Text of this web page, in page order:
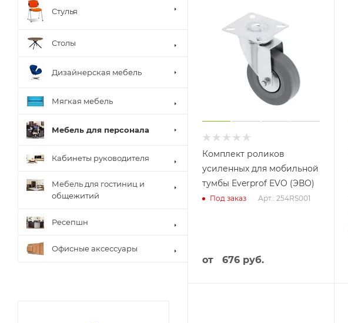
Комплект роликов
усиленных для мобильной
тумбы Everprof EVO (ЭВО)
Под заказ Арт.: 254RS001
от 676 руб.
Стулья
Столы
Дизайнерская мебель
Мягкая мебель
Мебель для персонала
Кабинеты руководителя
Мебель для гостиниц и
общежитий
Ресепшн
Офисные аксессуары